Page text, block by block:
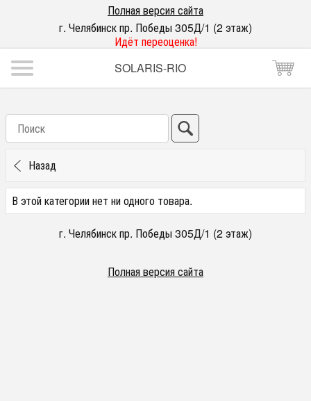
Полная версия сайта
г. Челябинск пр. Победы 305Д/1 (2 этаж)
Идёт переоценка!
SOLARIS-RIO
Назад
В этой категории нет ни одного товара.
г. Челябинск пр. Победы 305Д/1 (2 этаж)
Полная версия сайта